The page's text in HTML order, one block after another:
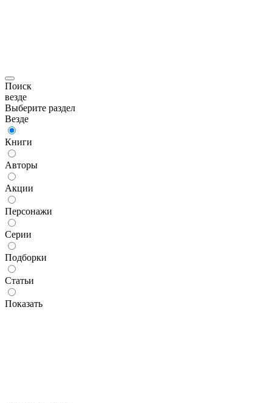
Поиск
везде
Выберите раздел
Везде
Книги
Авторы
Акции
Персонажи
Серии
Подборки
Статьи
Показать